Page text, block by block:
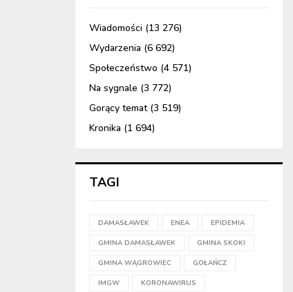
Wiadomości (13 276)
Wydarzenia (6 692)
Społeczeństwo (4 571)
Na sygnale (3 772)
Gorący temat(3 519)
Kronika (1 694)
TAGI
DAMASŁAWEK ENEA EPIDEMIA
GMINA DAMASŁAWEK GMINA SKOKI
GMINA WĄGROWIEC GOŁAŃCZ
IMGW KORONAWIRUS